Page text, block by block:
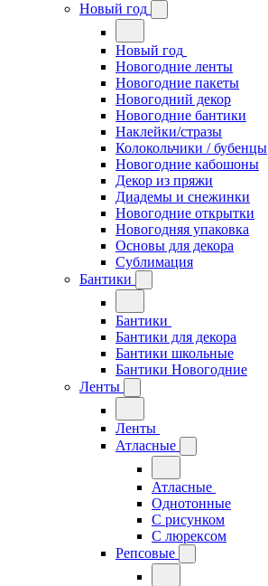
Новый год
Новый год
Новогодние ленты
Новогодние пакеты
Новогодний декор
Новогодние бантики
Наклейки/стразы
Колокольчики / бубенцы
Новогодние кабошоны
Декор из пряжи
Диадемы и снежинки
Новогодние открытки
Новогодняя упаковка
Основы для декора
Сублимация
Бантики
Бантики
Бантики для декора
Бантики школьные
Бантики Новогодние
Ленты
Ленты
Атласные
Атласные
Однотонные
С рисунком
С люрексом
Репсовые